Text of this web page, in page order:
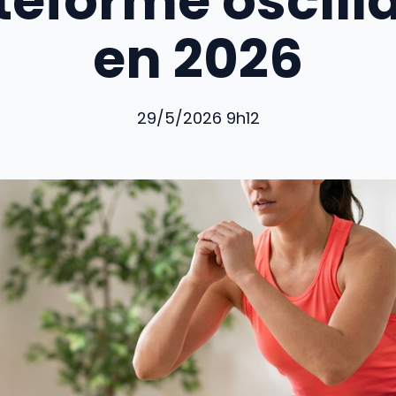
en 2026
29/5/2026 9h12